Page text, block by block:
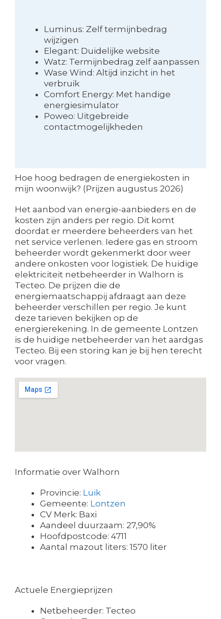
Luminus: Zelf termijnbedrag
wijzigen
Elegant: Duidelijke website
Watz: Termijnbedrag zelf aanpassen
Wase Wind: Altijd inzicht in het
verbruik
Comfort Energy: Met handige
energiesimulator
Poweo: Uitgebreide
contactmogelijkheden
Hoe hoog bedragen de energiekosten in
mijn woonwijk? (Prijzen augustus 2026)
Het aanbod van energie-aanbieders en de
kosten zijn anders per regio. Dit komt
doordat er meerdere beheerders van het
net service verlenen. Iedere gas en stroom
beheerder wordt gekenmerkt door weer
andere onkosten voor logistiek. De huidige
elektriciteit netbeheerder in Walhorn is
Tecteo. De prijzen die de
energiemaatschappij afdraagt aan deze
beheerder verschillen per regio. Je kunt
deze tarieven bekijken op de
energierekening. In de gemeente Lontzen
is de huidige netbeheerder van het aardgas
Tecteo. Bij een storing kan je bij hen terecht
voor vragen.
Informatie over Walhorn
Provincie: Luik
Gemeente: Lontzen
CV Merk: Baxi
Aandeel duurzaam: 27,90%
Hoofdpostcode: 4711
Aantal mazout liters: 1570 liter
Actuele Energieprijzen
Netbeheerder: Tecteo